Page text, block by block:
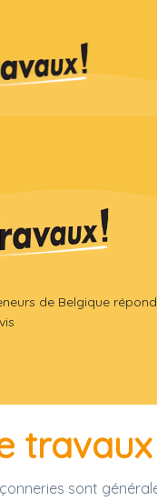
de Belgique
sont